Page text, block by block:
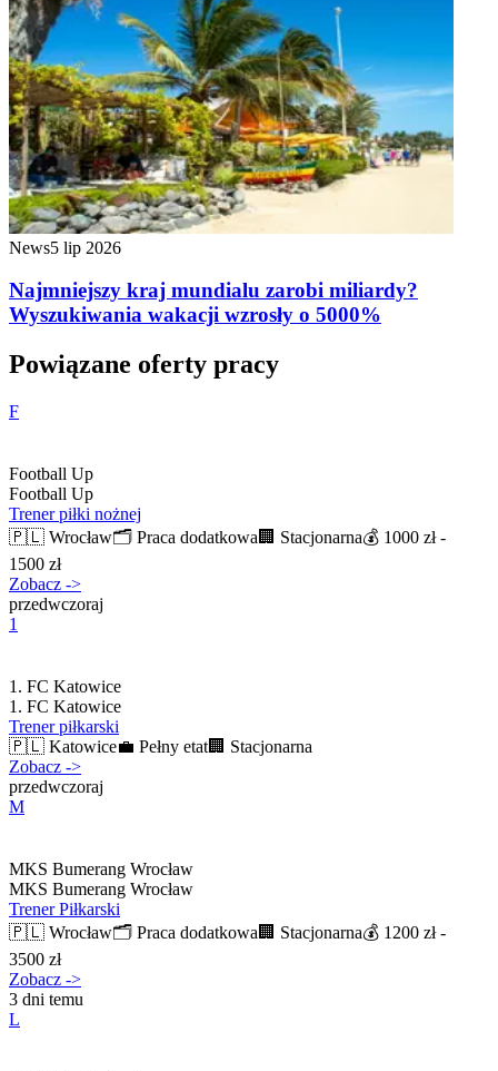
News5 lip 2026
Najmniejszy kraj mundialu zarobi miliardy?
Wyszukiwania wakacji wzrosły o 5000%
Powiązane oferty pracy
F
Football Up
Football Up
Trener piłki nożnej
🇵🇱 Wrocław🗂️ Praca dodatkowa 🏢 Stacjonarna💰 1000 zł -
1500 zł
Zobacz ->
przedwczoraj
1
1. FC Katowice
1. FC Katowice
Trener piłkarski
🇵🇱 Katowice💼 Pełny etat🏢 Stacjonarna
Zobacz ->
przedwczoraj
M
MKS Bumerang Wrocław
MKS Bumerang Wrocław
Trener Piłkarski
🇵🇱 Wrocław🗂️ Praca dodatkowa 🏢 Stacjonarna💰 1200 zł -
3500 zł
Zobacz ->
3 dni temu
L